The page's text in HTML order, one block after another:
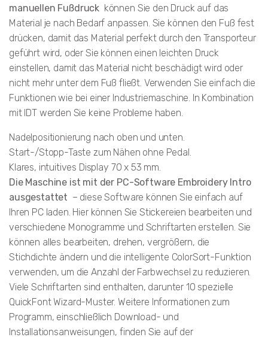
manuellen Fußdruck können Sie den Druck auf das
Material je nach Bedarf anpassen. Sie können den Fuß fest
drücken, damit das Material perfekt durch den Transporteur
geführt wird, oder Sie können einen leichten Druck
einstellen, damit das Material nicht beschädigt wird oder
nicht mehr unter dem Fuß fließt. Verwenden Sie einfach die
Funktionen wie bei einer Industriemaschine. In Kombination
mit IDT werden Sie keine Probleme haben.
Nadelpositionierung nach oben und unten.
Start-/Stopp-Taste zum Nähen ohne Pedal.
Klares, intuitives Display 70 x 53 mm.
Die Maschine ist mit der PC-Software Embroidery Intro
ausgestattet – diese Software können Sie einfach auf
Ihren PC laden. Hier können Sie Stickereien bearbeiten und
verschiedene Monogramme und Schriftarten erstellen. Sie
können alles bearbeiten, drehen, vergrößern, die
Stichdichte ändern und die intelligente ColorSort-Funktion
verwenden, um die Anzahl der Farbwechsel zu reduzieren.
Viele Schriftarten sind enthalten, darunter 10 spezielle
QuickFont Wizard-Muster. Weitere Informationen zum
Programm, einschließlich Download- und
Installationsanweisungen, finden Sie auf der